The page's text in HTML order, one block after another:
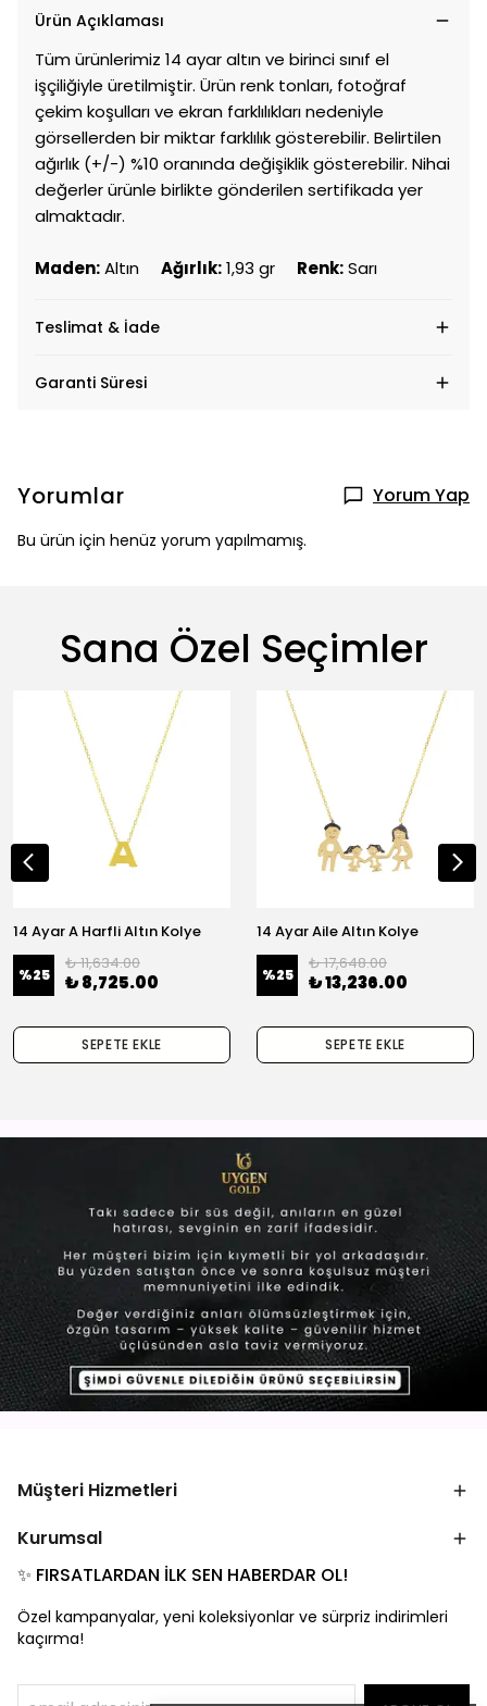
Ürün Açıklaması
Tüm ürünlerimiz 14 ayar altın ve birinci sınıf el
işçiliğiyle üretilmiştir. Ürün renk tonları, fotoğraf
çekim koşulları ve ekran farklılıkları nedeniyle
görsellerden bir miktar farklılık gösterebilir. Belirtilen
ağırlık (+/-) %10 oranında değişiklik gösterebilir. Nihai
değerler ürünle birlikte gönderilen sertifikada yer
almaktadır.
Maden:Altın Ağırlık:1,93 gr Renk:Sarı
Teslimat & İade
Garanti Süresi
Yorumlar Yorum Yap
Bu ürün için henüz yorum yapılmamış.
Sana Özel Seçimler
14 Ayar A Harfli Altın Kolye
%25
₺ 11,634.00
₺ 8,725.00
SEPETE EKLE
14 Ayar Aile Altın Kolye
%25
₺ 17,648.00
₺ 13,236.00
SEPETE EKLE
Müşteri Hizmetleri
Kurumsal
✨ FIRSATLARDAN İLK SEN HABERDAR OL!
Özel kampanyalar, yeni koleksiyonlar ve sürpriz indirimleri
kaçırma!